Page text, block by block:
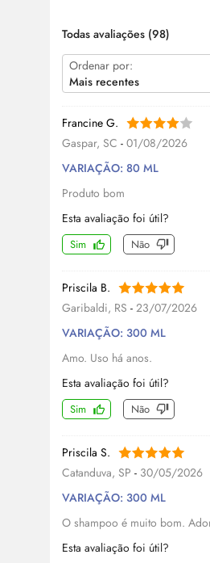
Todas avaliações (98)
Ordenar por:
Mais recentes
Francine G.
Gaspar, SC - 01/08/2026
VARIAÇÃO: 80 ML
Produto bom
Esta avaliação foi útil?
Sim Não
Priscila B.
Garibaldi, RS - 23/07/2026
VARIAÇÃO: 300 ML
Amo. Uso há anos.
Esta avaliação foi útil?
Sim Não
Priscila S.
Catanduva, SP - 30/05/2026
VARIAÇÃO: 300 ML
O shampoo é muito bom.
Esta avaliação foi útil?